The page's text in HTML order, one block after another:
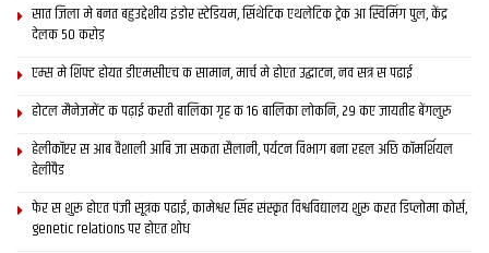
सात जिला मे बनत बहुउद्देशीय इंडोर स्‍टेडि‍यम, सिंथेटिक एथलेटिक ट्रेक आ स्विमिंग पुल, केंद्र
देलक 50 करोड़
एम्स मे शिफ्ट होयत डीएमसीएच क सामान, मार्च मे होएत उद्घाटन, नव सत्र स पढाई
होटल मैनेजमेंट क पढ़ाई करती बालिका गृह क 16 बालिका लोकनि, 29 कए जायतीह बेंगलुरु
हेलीकॉप्टर स आब वैशाली आबि जा सकता सैलानी, पर्यटन विभाग बना रहल अछि कॉमर्शियल
हेलीपैड
फेर स शुरू होएत पंजी सूत्रक पढाई, कामेश्वर सिंह संस्कृत विश्वविद्यालय शुरू करत डिप्लोमा कोर्स,
genetic relations पर होएत शोध